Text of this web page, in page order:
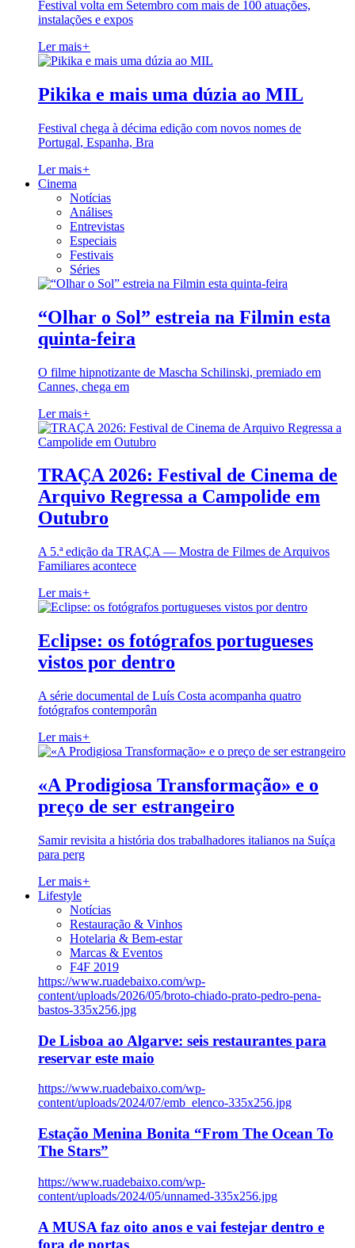
Festival volta em Setembro com mais de 100 atuações,
instalações e expos
Ler mais+
Pikika e mais uma dúzia ao MIL
Festival chega à décima edição com novos nomes de
Portugal, Espanha, Bra
Ler mais+
Cinema
Notícias
Análises
Entrevistas
Especiais
Festivais
Séries
“Olhar o Sol” estreia na Filmin esta
quinta-feira
O filme hipnotizante de Mascha Schilinski, premiado em
Cannes, chega em
Ler mais+
TRAÇA 2026: Festival de Cinema de
Arquivo Regressa a Campolide em
Outubro
A 5.ª edição da TRAÇA — Mostra de Filmes de Arquivos
Familiares acontece
Ler mais+
Eclipse: os fotógrafos portugueses
vistos por dentro
A série documental de Luís Costa acompanha quatro
fotógrafos contemporân
Ler mais+
«A Prodigiosa Transformação» e o
preço de ser estrangeiro
Samir revisita a história dos trabalhadores italianos na Suíça
para perg
Ler mais+
Lifestyle
Notícias
Restauração & Vinhos
Hotelaria & Bem-estar
Marcas & Eventos
F4F 2019
https://www.ruadebaixo.com/wp-
content/uploads/2026/05/broto-chiado-prato-pedro-pena-
bastos-335x256.jpg
De Lisboa ao Algarve: seis restaurantes para
reservar este maio
https://www.ruadebaixo.com/wp-
content/uploads/2024/07/emb_elenco-335x256.jpg
Estação Menina Bonita “From The Ocean To
The Stars”
https://www.ruadebaixo.com/wp-
content/uploads/2024/05/unnamed-335x256.jpg
A MUSA faz oito anos e vai festejar dentro e
fora de portas